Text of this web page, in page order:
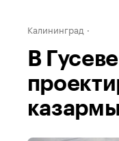
Калининград
В